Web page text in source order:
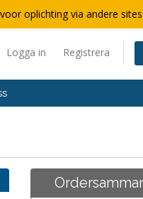
oplichting via andere sites.
Logga in Registrera